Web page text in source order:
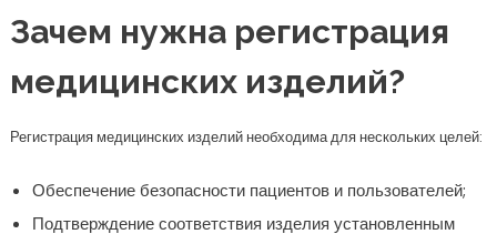
Зачем нужна регистрация
медицинских изделий?
Регистрация медицинских изделий необходима для нескольких целей:
Обеспечение безопасности пациентов и пользователей;
Подтверждение соответствия изделия установленным